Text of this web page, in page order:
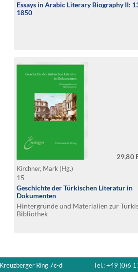
Essays in Arabic Literary Biography II:
1850
29,80
Kirchner, Mark (Hg.)
15
Geschichte der Türkischen Literatur in
Dokumenten
Hintergründe und Materialien zur
Bibliothek
Kreuzberger Ring 7c-d
Tel.: +49 (0)6